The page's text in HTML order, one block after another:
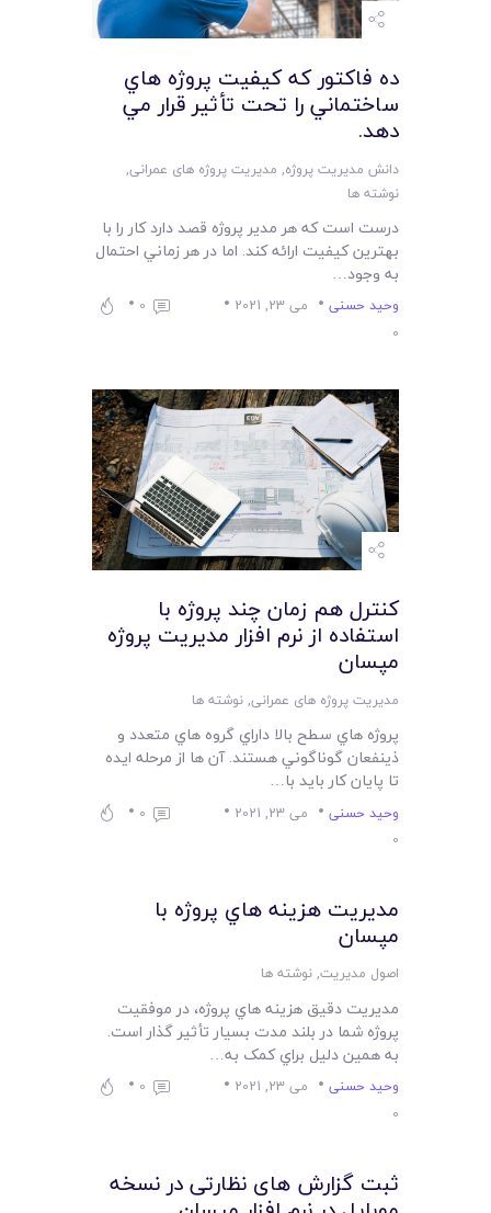
ده فاکتور که کيفيت پروژه هاي
ساختماني را تحت تأثير قرار مي
دهد.
دانش مدیریت پروژه, مدیریت پروژه های عمرانی,
نوشته ها
درست است که هر مدير پروژه قصد دارد کار را با
بهترين کيفيت ارائه کند. اما در هر زماني احتمال
به وجود…
وحید حسنی می 23, 2021
0
0
کنترل هم زمان چند پروژه با
استفاده از نرم افزار مديريت پروژه
مپسان
مدیریت پروژه های عمرانی,نوشته ها
پروژه هاي سطح بالا داراي گروه هاي متعدد و
ذينفعان گوناگوني هستند. آن ها از مرحله ايده
تا پايان کار بايد با…
وحید حسنی می 23, 2021
0
0
مديريت هزينه هاي پروژه با
مپسان
اصول مدیریت,نوشته ها
مديريت دقيق هزينه هاي پروژه، در موفقيت
پروژه شما در بلند مدت بسيار تأثير گذار است.
به همين دليل براي کمک به…
وحید حسنی می 23, 2021
0
0
ثبت گزارش های نظارتی در نسخه